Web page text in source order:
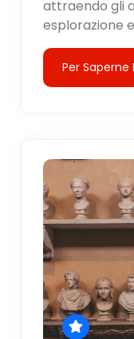
attraendo gli
esplorazione
Per Saperne